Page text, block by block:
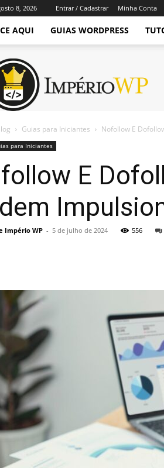
8, 2026 Entrar / Cadastrar Minha Conta
AQUI GUIAS WORDPRESS
WordPress
Guias para Iniciantes Nofollow E
para Iniciantes
E
Império WP - 5 de julho de 2024 556